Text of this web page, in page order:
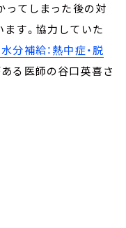
ってしまった後の対
す。協力していた
分補給：熱中症・脱
る医師の谷口英喜さ